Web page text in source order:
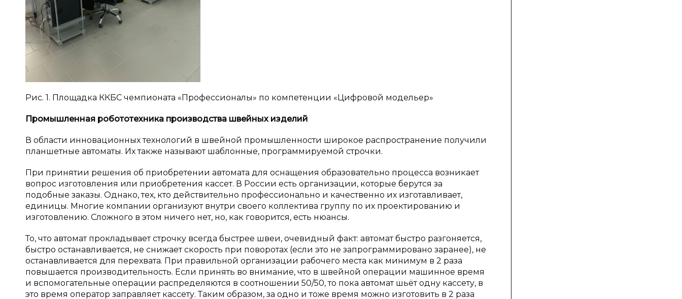
Рис. 1. Площадка ККБС чемпионата «Профессионалы» по компетенции «Цифровой модельер»
Промышленная робототехника производства швейных изделий
В области инновационных технологий в швейной промышленности широкое распространение получили
планшетные автоматы. Их также называют шаблонные, программируемой строчки.
При принятии решения об приобретении автомата для оснащения образовательно процесса возникает
вопрос изготовления или приобретения кассет. В России есть организации, которые берутся за
подобные заказы. Однако, тех, кто действительно профессионально и качественно их изготавливает,
единицы. Многие компании организуют внутри своего коллектива группу по их проектированию и
изготовлению. Сложного в этом ничего нет, но, как говорится, есть нюансы.
То, что автомат прокладывает строчку всегда быстрее швеи, очевидный факт: автомат быстро разгоняется,
быстро останавливается, не снижает скорость при поворотах (если это не запрограммировано заранее), не
останавливается для перехвата. При правильной организации рабочего места как минимум в 2 раза
повышается производительность. Если принять во внимание, что в швейной операции машинное время
и вспомогательные операции распределяются в соотношении 50/50, то пока автомат шьёт одну кассету, в
это время оператор заправляет кассету. Таким образом, за одно и тоже время можно изготовить в 2 раза